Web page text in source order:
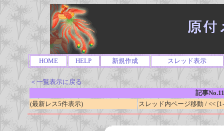
HOME HELP 新規作成 スレッド表示
＜一覧表示に戻る
記事
(最新レス5件表示)
スレッド内ページ移動 / <<